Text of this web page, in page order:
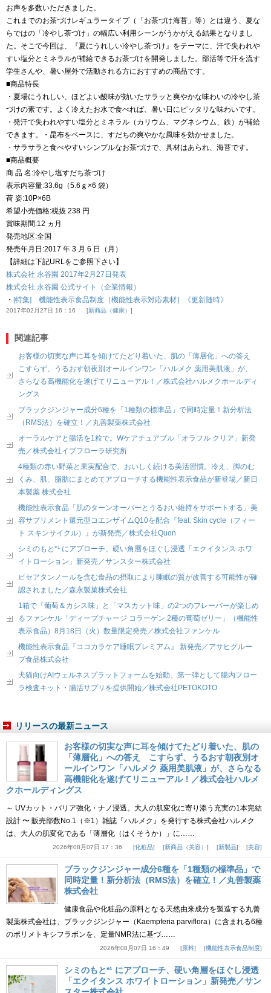
お声を多数いただきました。
これまでのお茶づけレギュラータイプ（「お茶づけ海苔」等）とは違う、夏な
らではの「冷やし茶づけ」の幅広い利用シーンがうかがえる結果となりまし
た。そこで今回は、『夏にうれしい冷やし茶づけ』をテーマに、汗で失われや
すい塩分とミネラルが補給できるお茶づけを開発しました。部活等で汗を流す
学生さんや、暑い屋外で活動される方におすすめの商品です。
■商品特長
・夏場にうれしい、ほどよい酸味が効いたサラッと爽やかな味わいの冷やし茶
づけの素です。よく冷えたお水で食べれば、暑い日にピッタリな味わいです。
・発汗で失われやすい塩分とミネラル（カリウム、マグネシウム、鉄）が補給
できます。・昆布をベースに、すだちの爽やかな風味を効かせました。
・サラサラと食べやすいシンプルなお茶づけで、具材はあられ、海苔です。
■商品概要
商 品 名:冷やし塩すだち茶づけ
表示内容量:33.6g（5.6ｇ×6 袋）
荷 姿:10P×6B
希望小売価格:税抜 238 円
賞味期間:12 ヵ月
発売地区:全国
発売年月日:2017 年 3 月 6 日（月）
【詳細は下記URLをご参照下さい】
株式会社 永谷園 2017年2月27日発表
株式会社 永谷園 公式サイト（企業情報）
・ [特集] 機能性表示食品制度［機能性表示対応素材］《更新随時》
2017年02月27日 16：16 新商品（健康）
関連記事
お客様の切実な声に耳を傾けてたどり着いた、肌の「薄層化」への答え
こすらず、うるおす朝夜別オールインワン「ハルメク 薬用美肌液」が、
さらなる高機能化を遂げてリニューアル！／株式会社ハルメクホールディ
ングス
ブラックジンジャー成分6種を「1種類の標準品」で同時定量！新分析法
（RMS法）を確立！／丸善製薬株式会社
オーラルケアと腸活を1粒で。Wケアチュアブル「オラフル クリア」新発
売／株式会社イブフローラ研究所
4種類の赤い野菜と果実配合で、おいしく続ける美活習慣。冷え、脚のむ
くみ、肌、脂肪にまとめてアプローチする機能性表示食品が新登場／新日
本製薬 株式会社
機能性表示食品「肌のターンオーバーとうるおい維持をサポートする」美
容サプリメント還元型コエンザイムQ10を配合『feat. Skin cycle（フィー
ト スキンサイクル）』が新発売／株式会社Quon
シミのもと*¹ にアプローチ、硬い角層をほぐし浸透「エクイタンス ホワ
イトローション」新発売／サンスター株式会社
ピセアタンノールを含む食品の摂取により睡眠の質が改善する可能性が確
認されました／森永製菓株式会社
1箱で「葡萄＆カシス味」と「マスカット味」の2つのフレーバーが楽しめ
るファンケル「ディープチャージ コラーゲン 2種の葡萄ゼリー」（機能性
表示食品）8月18日（火）数量限定発売／株式会社ファンケル
機能性表示食品『ココカラケア睡眠プレミアム』 新発売／アサヒグルー
プ食品株式会社
犬猫向けAIウェルネスプラットフォームを始動。第一弾として腸内フロー
ラ検査キット・腸活サプリを提供開始／株式会社PETOKOTO
リリースの最新ニュース
お客様の切実な声に耳を傾けてたどり着いた、肌の
「薄層化」への答え こすらず、うるおす朝夜別オ
ールインワン「ハルメク 薬用美肌液」が、さらなる
高機能化を遂げてリニューアル！／株式会社ハルメ
クホールディングス
～ UVカット・バリア強化・ナノ浸透。大人の肌変化に寄り添う充実の1本完結
設計 〜 販売部数No.1（※1）雑誌『ハルメク』を発行する株式会社ハルメク
は、大人の肌変化である「薄層化（はくそうか）」に……
2026年08月07日 17：36 化粧品 新商品（美容） 新製品 美容
ブラックジンジャー成分6種を「1種類の標準品」で
同時定量！新分析法（RMS法）を確立！／丸善製薬
株式会社
健康食品や化粧品の原料となる天然由来成分を製造する丸善
製薬株式会社は、ブラックジンジャー（Kaempferia parviflora）に含まれる6種
のポリメトキシフラボンを、定量NMR法に基づ……
2026年08月07日 16：49 原料 機能性表示食品制度
シミのもと*¹ にアプローチ、硬い角層をほぐし浸透
「エクイタンス ホワイトローション」新発売／サン